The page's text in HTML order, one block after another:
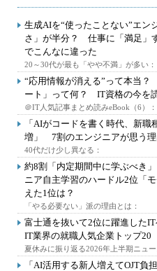
生成AIを“使ったことない”エン
さ」が半分？ 仕事に「満足」
でこんなに違った
20～30代が最も「やや不満」が多い：
“応用情報が消える”って本当
ート」って何？ IT資格の今を
＠IT人気記事まとめ読みeBook（6）：
「AIがコードを書く時代、新職
増」 7割のエンジニアが思う理
40代だけ少し異なる：
約8割「内定期間中に学ぶべき
ニア自主学習のハードル2位「
えた1位は？
「やる必要ない」派の理由とは：
富士通を抜いて2位に躍進した
IT業界の就職人気企業トップ20
夏休みに振り返る2026年上半期ニュー
「AI活用する新人増えてOJT